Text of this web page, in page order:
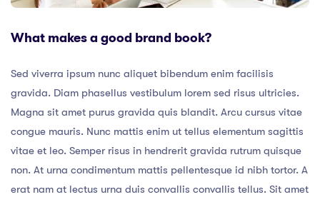
What makes a good brand book?
Sed viverra ipsum nunc aliquet bibendum enim facilisis
gravida. Diam phasellus vestibulum lorem sed risus ultricies.
Magna sit amet purus gravida quis blandit. Arcu cursus vitae
congue mauris. Nunc mattis enim ut tellus elementum sagittis
vitae et leo. Semper risus in hendrerit gravida rutrum quisque
non. At urna condimentum mattis pellentesque id nibh tortor. A
erat nam at lectus urna duis convallis convallis tellus. Sit amet